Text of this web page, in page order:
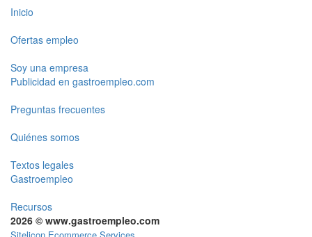
Inicio
Ofertas empleo
Soy una empresa
Publicidad en gastroempleo.com
Preguntas frecuentes
Quiénes somos
Textos legales
Gastroempleo
Recursos
2026 © www.gastroempleo.com